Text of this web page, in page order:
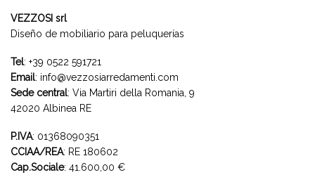
VEZZOSI srl
Diseño de mobiliario para peluquerías
Tel: +39 0522 591721
Email: info@vezzosiarredamenti.com
Sede central: Via Martiri della Romania, 9
42020 Albinea RE
P.IVA: 01368090351
CCIAA/REA: RE 180602
Cap.Sociale: 41.600,00 €